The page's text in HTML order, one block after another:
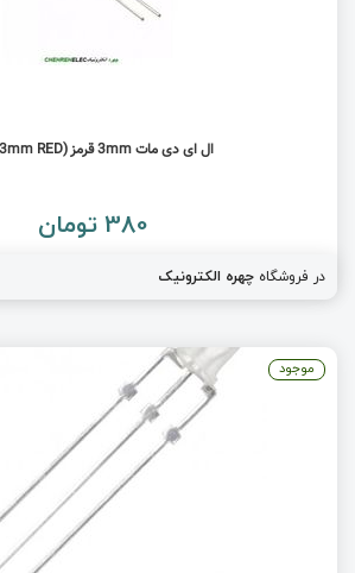
ال ای دی مات 3mm قرمز (LED 3mm RED)
380 تومان
در فروشگاه چهره الکترونیک
موجود